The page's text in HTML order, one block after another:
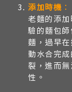
添加時機 ：
老麵的添
驗的麵包
麵，過早
動水合完
裂，進而
性。